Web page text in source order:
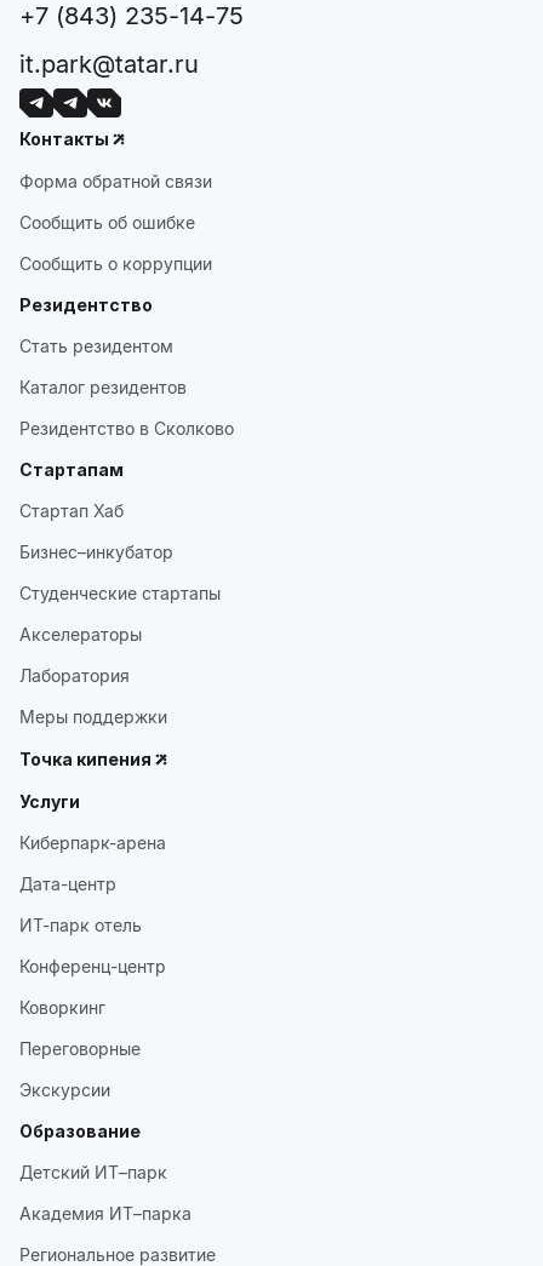
+7 (843) 235-14-75
it.park@tatar.ru
Контакты
Форма обратной связи
Сообщить об ошибке
Сообщить о коррупции
Резидентство
Стать резидентом
Каталог резидентов
Резидентство в Сколково
Стартапам
Стартап Хаб
Бизнес–инкубатор
Студенческие стартапы
Акселераторы
Лаборатория
Меры поддержки
Точка кипения
Услуги
Киберпарк-арена
Дата-центр
ИТ-парк отель
Конференц-центр
Коворкинг
Переговорные
Экскурсии
Образование
Детский ИТ–парк
Академия ИТ–парка
Региональное развитие